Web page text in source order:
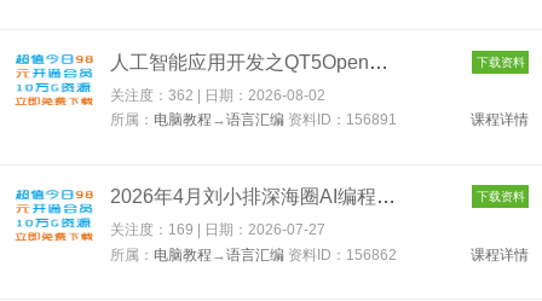
人工智能应用开发之QT5OpenCV48从入门到实战 156891 下载资料
关注度：362 | 日期： 2026-08-02
所属： 电脑教程 →语言汇编 资料ID：156891 课程详情
2026年4月刘小排深海圈AI编程第三期 156862 下载资料
关注度：169 | 日期：2026-07-27
所属： 电脑教程 →语言汇编 资料ID：156862 课程详情